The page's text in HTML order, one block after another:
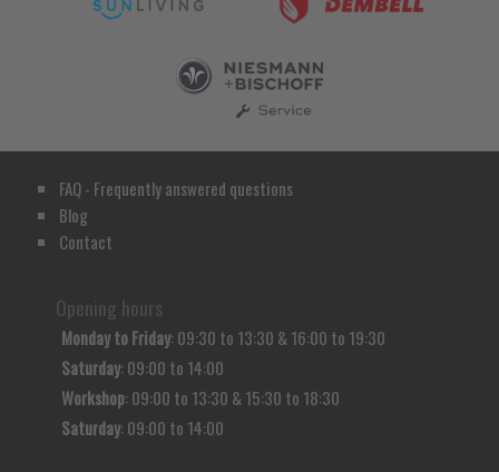
FAQ - Frequently answered questions
Blog
Contact
Opening hours
Monday to Friday: 09:30 to 13:30 & 16:00 to 19:30
Saturday: 09:00 to 14:00
Workshop: 09:00 to 13:30 & 15:30 to 18:30
Saturday: 09:00 to 14:00